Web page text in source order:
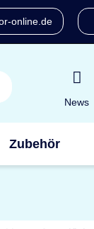
online.de
News
Zubehör